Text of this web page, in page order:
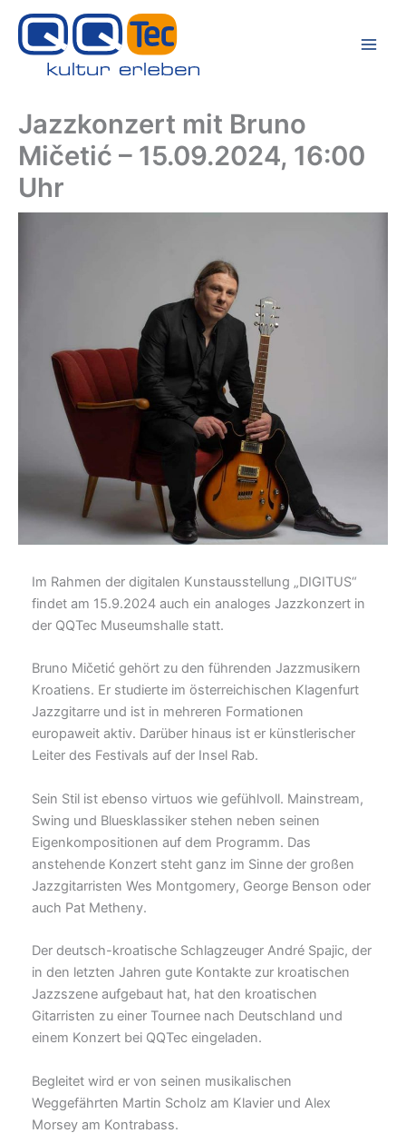
Inhalt
springen
Jazzkonzert mit Bruno
Mičetić – 15.09.2024, 16:00
Uhr
Im Rahmen der digitalen Kunstausstellung „DIGITUS“
findet am 15.9.2024 auch ein analoges Jazzkonzert in
der QQTec Museumshalle statt.
Bruno Mičetić gehört zu den führenden Jazzmusikern
Kroatiens. Er studierte im österreichischen Klagenfurt
Jazzgitarre und ist in mehreren Formationen
europaweit aktiv. Darüber hinaus ist er künstlerischer
Leiter des Festivals auf der Insel Rab.
Sein Stil ist ebenso virtuos wie gefühlvoll. Mainstream,
Swing und Bluesklassiker stehen neben seinen
Eigenkompositionen auf dem Programm. Das
anstehende Konzert steht ganz im Sinne der großen
Jazzgitarristen Wes Montgomery, George Benson oder
auch Pat Metheny.
Der deutsch-kroatische Schlagzeuger André Spajic, der
in den letzten Jahren gute Kontakte zur kroatischen
Jazzszene aufgebaut hat, hat den kroatischen
Gitarristen zu einer Tournee nach Deutschland und
einem Konzert bei QQTec eingeladen.
Begleitet wird er von seinen musikalischen
Weggefährten Martin Scholz am Klavier und Alex
Morsey am Kontrabass.